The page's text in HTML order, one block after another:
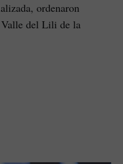
ordenaron
del Lili de la